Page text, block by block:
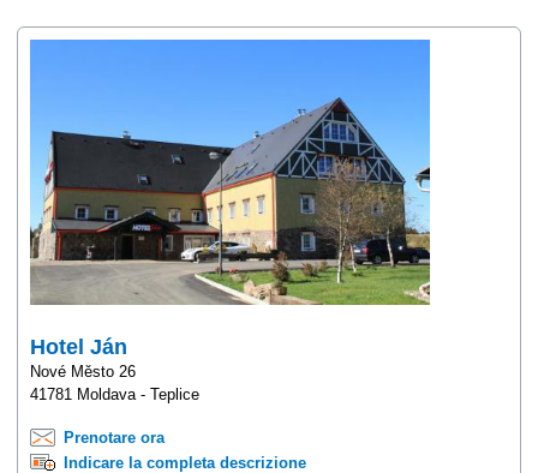
Hotel Ján
Nové Město 26
41781 Moldava - Teplice
Prenotare ora
Indicare la completa descrizione